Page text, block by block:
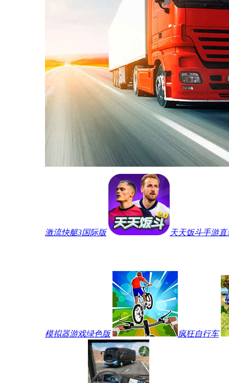
激流快艇3国际版 天天饭斗手游直
模拟器游戏绿色版 疯狂自行车